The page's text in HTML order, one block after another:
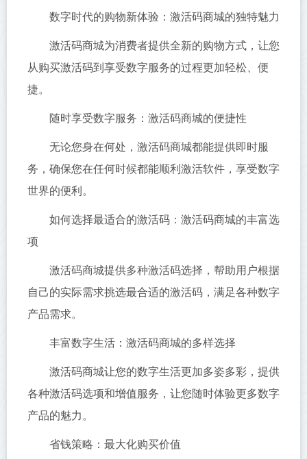
数字时代的购物新体验：激活码商城的独特魅力
激活码商城为消费者提供全新的购物方式，让您
从购买激活码到享受数字服务的过程更加轻松、便
捷。
随时享受数字服务：激活码商城的便捷性
无论您身在何处，激活码商城都能提供即时服
务，确保您在任何时候都能顺利激活软件，享受数字
世界的便利。
如何选择最适合的激活码：激活码商城的丰富选
项
激活码商城提供多种激活码选择，帮助用户根据
自己的实际需求挑选最合适的激活码，满足各种数字
产品需求。
丰富数字生活：激活码商城的多样选择
激活码商城让您的数字生活更加多姿多彩，提供
各种激活码选项和增值服务，让您随时体验更多数字
产品的魅力。
省钱策略：最大化购买价值